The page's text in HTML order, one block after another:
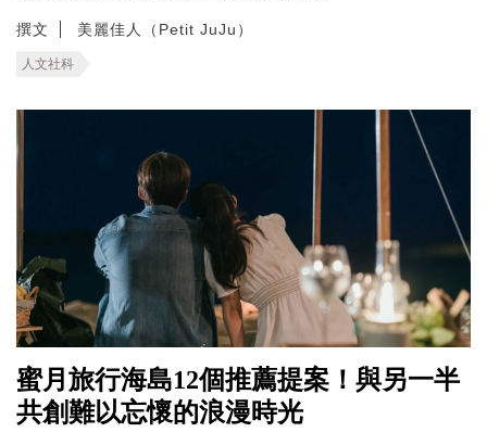
撰文 美麗佳人（Petit JuJu）
人文社科
蜜月旅行海島12個推薦提案！與另一半
共創難以忘懷的浪漫時光